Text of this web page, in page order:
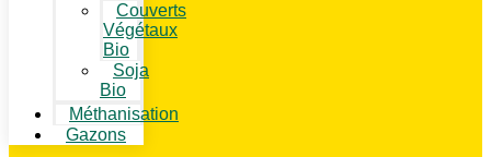
Couverts
Végétaux
Bio
Soja
Bio
Méthanisation
Gazons